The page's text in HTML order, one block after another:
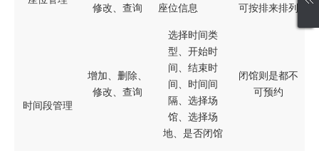
修改、查询
座位信息
可按排来排列
时间段管理
增加、删除、
修改、查询
选择时间类
型、开始时
间、结束时
间、时间间
隔、选择场
馆、选择场
地、是否闭馆
闭馆则是都不
可预约